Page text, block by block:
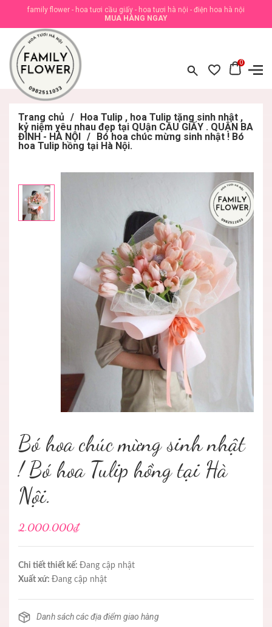
family flower - hoa tươi cầu giấy - hoa tươi hà nội - điện hoa hà nội
MUA HÀNG NGAY
0
Trang chủ / Hoa Tulip , hoa Tulip tặng sinh nhật ,
kỷ niệm yêu nhau đẹp tại QUận CẦU GIẤY . QUẬN BA
ĐÌNH - HÀ NỘI / Bó hoa chúc mừng sinh nhật ! Bó
hoa Tulip hồng tại Hà Nội.
Bó hoa chúc mừng sinh nhật
! Bó hoa Tulip hồng tại Hà
Nội.
2.000.000₫
Chi tiết thiết kế: Đang cập nhật
Xuất xứ: Đang cập nhật
Danh sách các địa điểm giao hàng